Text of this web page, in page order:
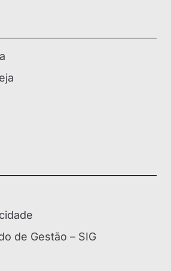
de Gestão – SIG